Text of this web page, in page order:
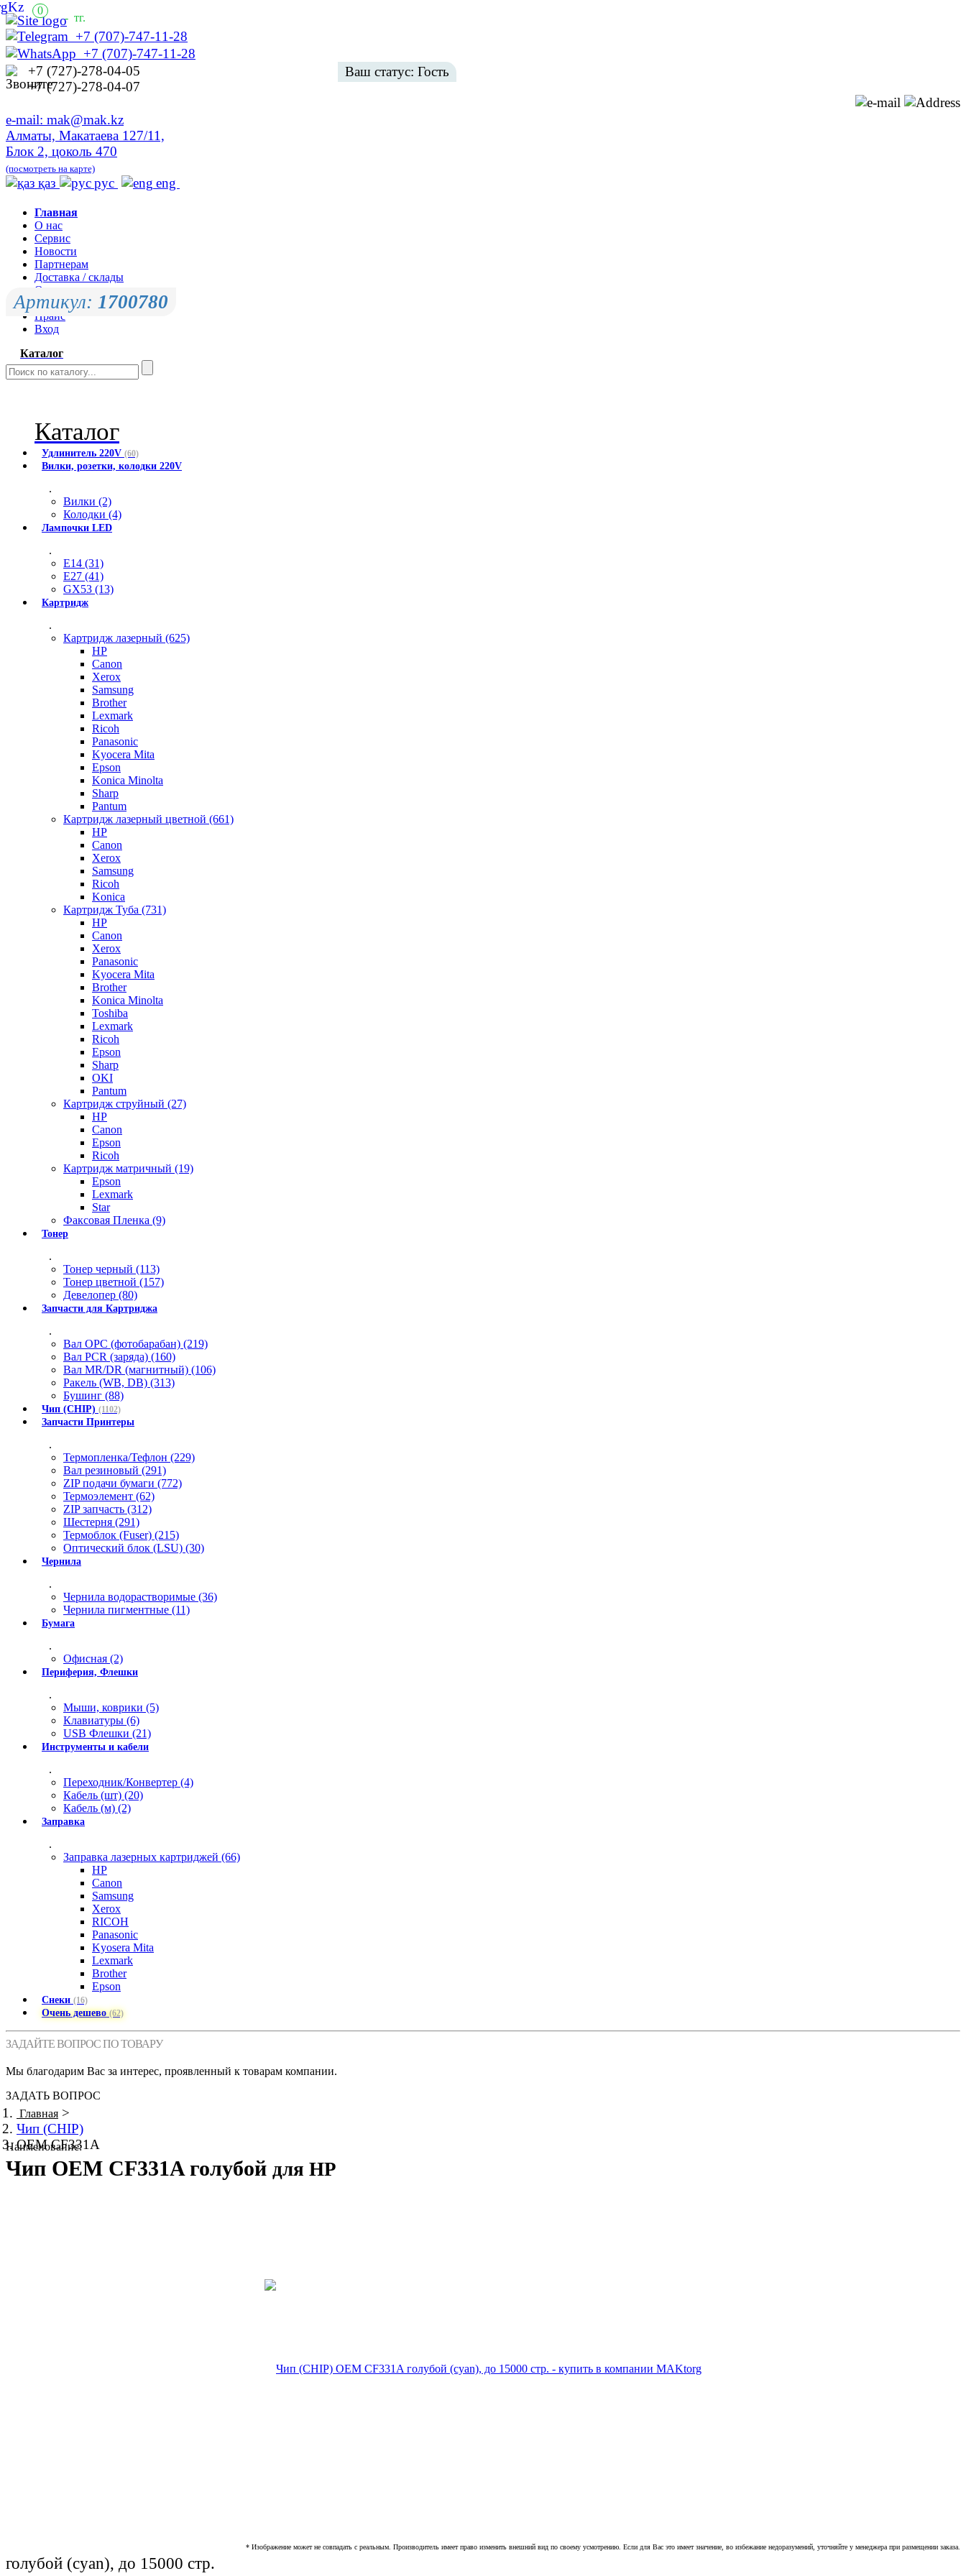
+7 (707)-747-11-28
+7 (707)-747-11-28
+7 (727)-278-04-05
+7 (727)-278-04-07
e-mail: mak@mak.kz
Алматы, Макатаева 127/11,
Блок 2, цоколь 470
(посмотреть на карте)
рус
қаз eng
Ваш статус: Гость
Главная
О нас
Сервис
Новости
Партнерам
Доставка / склады
Оплата
Контакты
Прайс
Вход
Каталог
0
- тг.
Каталог
Удлинитель 220V (60)
Вилки, розетки, колодки 220V
.
Вилки (2)
Колодки (4)
Лампочки LED
.
E14 (31)
E27 (41)
GX53 (13)
Картридж
.
Картридж лазерный (625)
HP
Canon
Xerox
Samsung
Brother
Lexmark
Ricoh
Panasonic
Kyocera Mita
Epson
Konica Minolta
Sharp
Pantum
Картридж лазерный цветной (661)
HP
Canon
Xerox
Samsung
Ricoh
Konica
Картридж Туба (731)
HP
Canon
Xerox
Panasonic
Kyocera Mita
Brother
Konica Minolta
Toshiba
Lexmark
Ricoh
Epson
Sharp
OKI
Pantum
Картридж струйный (27)
HP
Canon
Epson
Ricoh
Картридж матричный (19)
Epson
Lexmark
Star
Факсовая Пленка (9)
Тонер
.
Тонер черный (113)
Тонер цветной (157)
Девелопер (80)
Запчасти для Картриджа
.
Вал OPC (фотобарабан) (219)
Вал PCR (заряда) (160)
Вал MR/DR (магнитный) (106)
Ракель (WB, DB) (313)
Бушинг (88)
Чип (CHIP) (1102)
Запчасти Принтеры
.
Термопленка/Тефлон (229)
Вал резиновый (291)
ZIP подачи бумаги (772)
Термоэлемент (62)
ZIP запчасть (312)
Шестерня (291)
Термоблок (Fuser) (215)
Оптический блок (LSU) (30)
Чернила
.
Чернила водорастворимые (36)
Чернила пигментные (11)
Бумага
.
Офисная (2)
Периферия, Флешки
.
Мыши, коврики (5)
Клавиатуры (6)
USB Флешки (21)
Инструменты и кабели
.
Переходник/Конвертер (4)
Кабель (шт) (20)
Кабель (м) (2)
Заправка
.
Заправка лазерных картриджей (66)
HP
Canon
Samsung
Xerox
RICOH
Panasonic
Kyosera Mita
Lexmark
Brother
Epson
Снеки (16)
Очень дешево(62)
ЗАДАЙТЕ ВОПРОС ПО ТОВАРУ
Мы благодарим Вас за интерес, проявленный к товарам компании.
ЗАДАТЬ ВОПРОС
Главная >
Чип (CHIP)
OEM CF331A
Наименование:
Чип OEM CF331A голубой для HP
Артикул: 1700780
* Изображение может не совпадать с реальным. Производитель имеет право изменить внешний вид по своему усмотрению. Если для Вас это имеет значение, во избежание недоразумений, уточняйте у менеджера при размещении заказа.
голубой (cyan), до 15000 стр.